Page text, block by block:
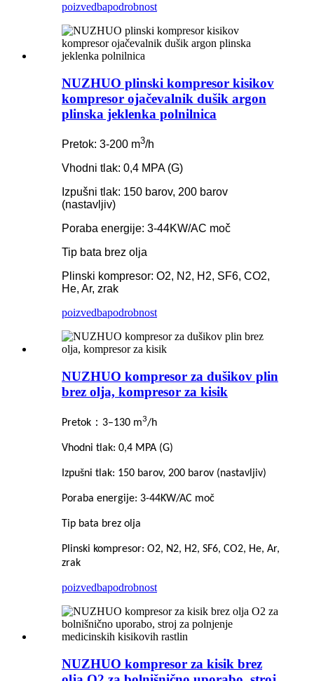
poizvedbapodrobnost
NUZHUO plinski kompresor kisikov
kompresor ojačevalnik dušik argon
plinska jeklenka polnilnica
Pretok: 3-200 m3/h
Vhodni tlak: 0,4 MPA (G)
Izpušni tlak: 150 barov, 200 barov
(nastavljiv)
Poraba energije: 3-44KW/AC moč
Tip bata brez olja
Plinski kompresor: O2, N2, H2, SF6, CO2,
He, Ar, zrak
poizvedbapodrobnost
NUZHUO kompresor za dušikov plin
brez olja, kompresor za kisik
Pretok ： 3–130 m3/h
Vhodni tlak: 0,4 MPA (G)
Izpušni tlak: 150 barov, 200 barov (nastavljiv)
Poraba energije: 3-44KW/AC moč
Tip bata brez olja
Plinski kompresor: O2, N2, H2, SF6, CO2, He, Ar,
zrak
poizvedbapodrobnost
NUZHUO kompresor za kisik brez